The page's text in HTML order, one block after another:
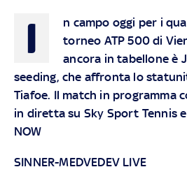
I
n campo oggi per i
torneo ATP 500 di
ancora in tabellone è
seeding, che affronta lo
Tiafoe. Il match in programma
in diretta su Sky Sport Tennis
NOW
SINNER-MEDVEDEV LIVE